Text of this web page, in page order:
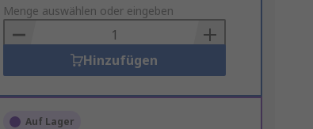
to
Basket
Menge auswählen oder eingeben
Hinzufügen
Auf Lager